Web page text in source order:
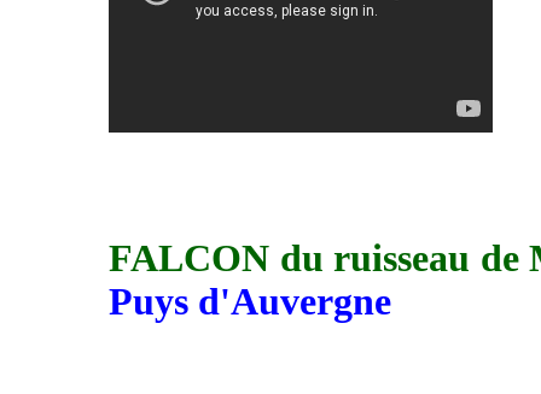
FALCON du
Puys d'Auvergne